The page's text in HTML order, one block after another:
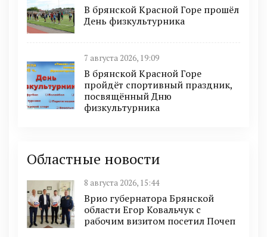
В брянской Красной Горе прошёл
День физкультурника
7 августа 2026, 19:09
В брянской Красной Горе
пройдёт спортивный праздник,
посвящённый Дню
физкультурника
Областные новости
8 августа 2026, 15:44
Врио губернатора Брянской
области Егор Ковальчук с
рабочим визитом посетил Почеп